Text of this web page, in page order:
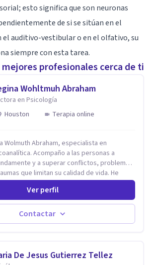
esto significa que son neuronas
de si se sitúan en el
el auditivo-vestibular o en el olfativo, su
siempre con esta tarea.
profesionales cerca de ti
Wohltmuh Abraham
en Psicología
Houston
Terapia online
Wolmuth Abraham, especialista en
Acompaño a las personas a
y a superar conflictos, problemas
que limitan su calidad de vida. He
instituciones como el Hospital
Instituto Psiquiátrico MENDAO, San
Psiquiátrico Infantil y el Centro de
Además, tuve el privilegio de colaborar
Olivar del Conde y Xochimilco, lo que
Ver perfil
Contactar
De Jesus Gutierrez Tellez